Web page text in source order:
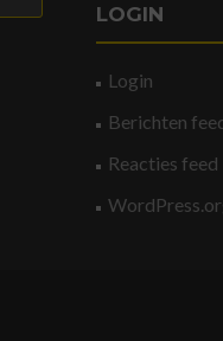
LOGIN
Login
Berichten
Reacties feed